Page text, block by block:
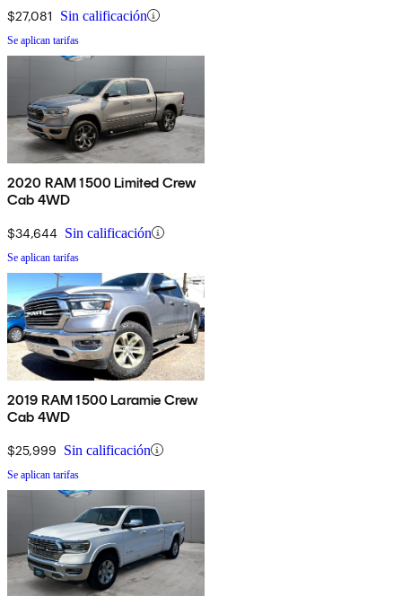
$27,081 Sin calificación
Se aplican tarifas
2020 RAM 1500 Limited Crew
Cab 4WD
$34,644 Sin calificación
Se aplican tarifas
2019 RAM 1500 Laramie Crew
Cab 4WD
$25,999 Sin calificación
Se aplican tarifas